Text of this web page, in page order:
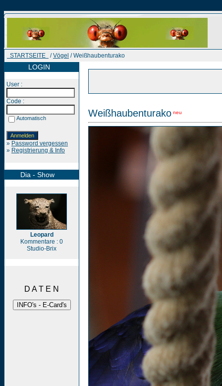
STARTSEITE /Vögel / Weißhaubenturako
LOGIN
User :
Code :
Automatisch
» Password vergessen
» Registrierung & Info
Dia - Show
Leopard
Kommentare : 0
Studio-Brix
D A T E N
Weißhaubenturako neu